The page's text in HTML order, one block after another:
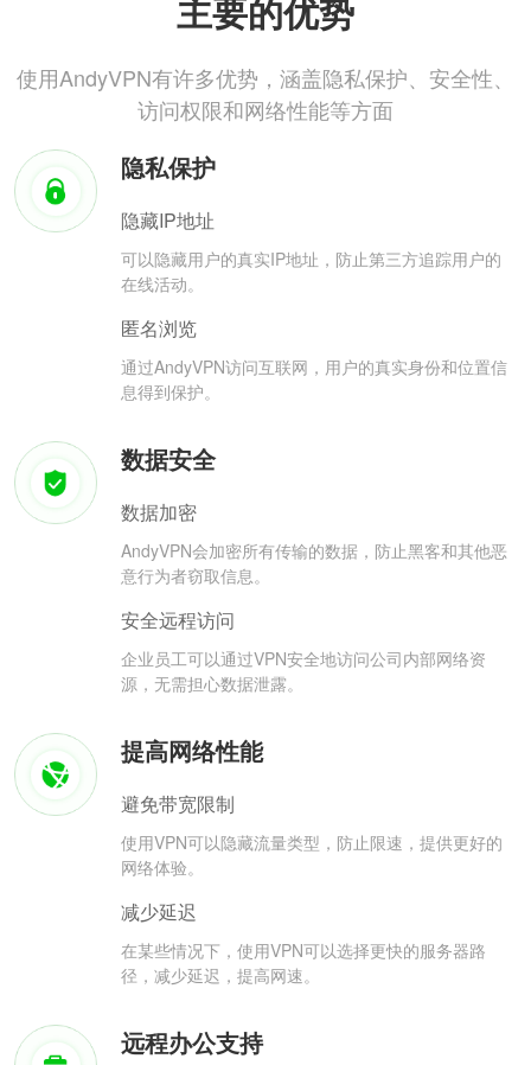
主要的优势
使用AndyVPN有许多优势，涵盖隐私保护、安全性、
访问权限和网络性能等方面
隐私保护
隐藏IP地址
可以隐藏用户的真实IP地址，防止第三方追踪用户的
在线活动。
匿名浏览
通过AndyVPN访问互联网，用户的真实身份和位置信
息得到保护。
数据安全
数据加密
AndyVPN会加密所有传输的数据，防止黑客和其他恶
意行为者窃取信息。
安全远程访问
企业员工可以通过VPN安全地访问公司内部网络资
源，无需担心数据泄露。
提高网络性能
避免带宽限制
使用VPN可以隐藏流量类型，防止限速，提供更好的
网络体验。
减少延迟
在某些情况下，使用VPN可以选择更快的服务器路
径，减少延迟，提高网速。
远程办公支持